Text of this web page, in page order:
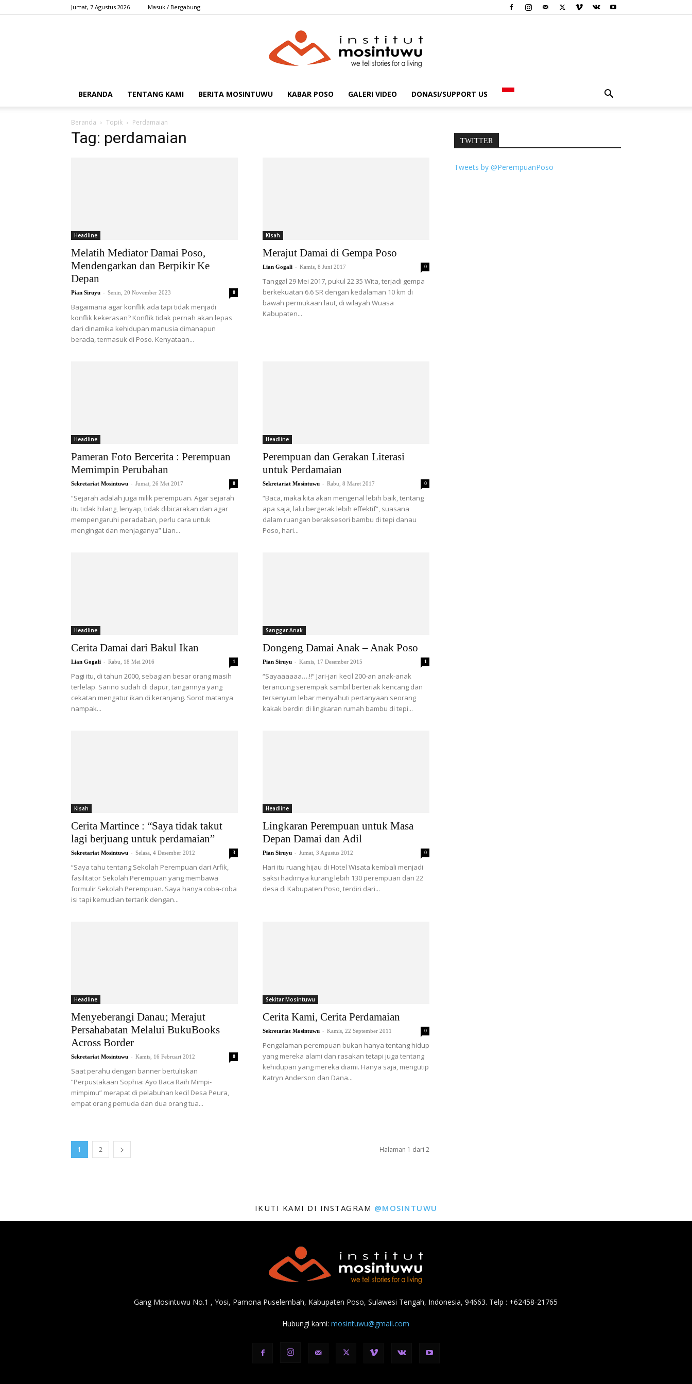
Jumat, 7 Agustus 2026 Masuk / Bergabung
BERANDA TENTANG KAMI BERITA MOSINTUWU KABAR POSO GALERI VIDEO DONASI/SUPPORT US
Beranda Topik Perdamaian
Tag: perdamaian
Headline
Melatih Mediator Damai Poso,
Mendengarkan dan Berpikir Ke
Depan
Pian Siruyu - Senin, 20 November 2023 0
Bagaimana agar konflik ada tapi tidak menjadi
konflik kekerasan? Konflik tidak pernah akan lepas
dari dinamika kehidupan manusia dimanapun
berada, termasuk di Poso. Kenyataan...
Kisah
Merajut Damai di Gempa Poso
Lian Gogali - Kamis, 8 Juni 2017 0
Tanggal 29 Mei 2017, pukul 22.35 Wita, terjadi gempa
berkekuatan 6.6 SR dengan kedalaman 10 km di
bawah permukaan laut, di wilayah Wuasa
Kabupaten...
Headline
Pameran Foto Bercerita : Perempuan
Memimpin Perubahan
Sekretariat Mosintuwu - Jumat, 26 Mei 2017 0
“Sejarah adalah juga milik perempuan. Agar sejarah
itu tidak hilang, lenyap, tidak dibicarakan dan agar
mempengaruhi peradaban, perlu cara untuk
mengingat dan menjaganya” Lian...
Headline
Perempuan dan Gerakan Literasi
untuk Perdamaian
Sekretariat Mosintuwu - Rabu, 8 Maret 2017 0
“Baca, maka kita akan mengenal lebih baik, tentang
apa saja, lalu bergerak lebih effektif”, suasana
dalam ruangan beraksesori bambu di tepi danau
Poso, hari...
Headline
Cerita Damai dari Bakul Ikan
Lian Gogali - Rabu, 18 Mei 2016 1
Pagi itu, di tahun 2000, sebagian besar orang masih
terlelap. Sarino sudah di dapur, tangannya yang
cekatan mengatur ikan di keranjang. Sorot matanya
nampak...
Sanggar Anak
Dongeng Damai Anak – Anak Poso
Pian Siruyu - Kamis, 17 Desember 2015 1
“Sayaaaaaa….!!” Jari-jari kecil 200-an anak-anak
terancung serempak sambil berteriak kencang dan
tersenyum lebar menyahuti pertanyaan seorang
kakak berdiri di lingkaran rumah bambu di tepi...
Kisah
Cerita Martince : “Saya tidak takut
lagi berjuang untuk perdamaian”
Sekretariat Mosintuwu - Selasa, 4 Desember 2012 3
“Saya tahu tentang Sekolah Perempuan dari Arfik,
fasilitator Sekolah Perempuan yang membawa
formulir Sekolah Perempuan. Saya hanya coba-coba
isi tapi kemudian tertarik dengan...
Headline
Lingkaran Perempuan untuk Masa
Depan Damai dan Adil
Pian Siruyu - Jumat, 3 Agustus 2012 0
Hari itu ruang hijau di Hotel Wisata kembali menjadi
saksi hadirnya kurang lebih 130 perempuan dari 22
desa di Kabupaten Poso, terdiri dari...
Headline
Menyeberangi Danau; Merajut
Persahabatan Melalui BukuBooks
Across Border
Sekretariat Mosintuwu - Kamis, 16 Februari 2012 0
Saat perahu dengan banner bertuliskan
“Perpustakaan Sophia: Ayo Baca Raih Mimpi-
mimpimu” merapat di pelabuhan kecil Desa Peura,
empat orang pemuda dan dua orang tua...
Sekitar Mosintuwu
Cerita Kami, Cerita Perdamaian
Sekretariat Mosintuwu - Kamis, 22 September 2011 0
Pengalaman perempuan bukan hanya tentang hidup
yang mereka alami dan rasakan tetapi juga tentang
kehidupan yang mereka diami. Hanya saja, mengutip
Katryn Anderson dan Dana...
1 2 Halaman 1 dari 2
TWITTER
Tweets by @PerempuanPoso
IKUTI KAMI DI INSTAGRAM @MOSINTUWU
Gang Mosintuwu No.1 , Yosi, Pamona Puselembah, Kabupaten Poso, Sulawesi Tengah, Indonesia, 94663. Telp : +62458-21765
Hubungi kami:mosintuwu@gmail.com